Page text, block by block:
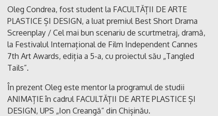
Oleg Condrea, fost student la FACULTĂȚII DE ARTE
PLASTICE ȘI DESIGN, a luat premiul Best Short Drama
Screenplay / Cel mai bun scenariu de scurtmetraj, dramă,
la Festivalul Internațional de Film Independent Cannes
7th Art Awards, ediția a 5-a, cu proiectul său „Tangled
Tails”.
În prezent Oleg este mentor la programul de studii
ANIMAȚIE în cadrul FACULTĂȚII DE ARTE PLASTICE ȘI
DESIGN, UPS „Ion Creangă” din Chișinău.